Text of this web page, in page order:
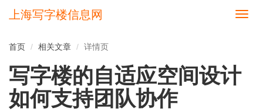
切
上海写字楼信息网
首页 相关文章 详情页
写字楼的自适应空间设计
如何支持团队协作